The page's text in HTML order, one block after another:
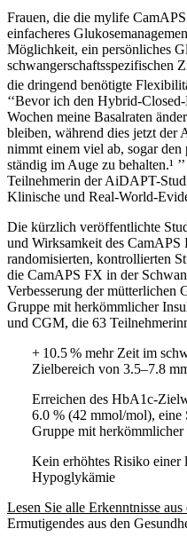
Frauen, die die mylife
einfacheres
Möglichkeit, ein persönliches
schwangerschaftsspezifischen
die dringend benötigte
‘‘Bevor ich den Hybrid-
Wochen meine Basalraten
bleiben, während dies jetzt der
nimmt einem viel ab, sogar
ständig im Auge zu behalten.¹ ’’
Teilnehmerin der AiDAPT-
Klinische und Real-World-
Die kürzlich veröffentlichte
und Wirksamkeit des
randomisierten, kontrollierten
die CamAPS FX in der
Verbesserung der mütterlichen
Gruppe mit herkömmlicher
und CGM, die 63
+ 10.5 % mehr Zeit im
Zielbereich von 3.5–7.8
Erreichen des HbA1c-
6.0 % (42 mmol/mol),
Gruppe mit herkömmlicher
Kein erhöhtes Risiko einer
Hypoglykämie
Lesen Sie alle Erkenntnisse
Ermutigendes aus den